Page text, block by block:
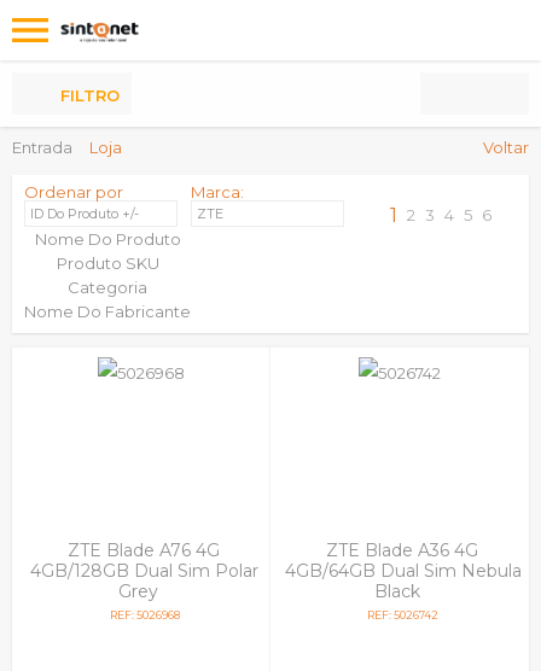
Entrada Loja Voltar
FILTRO
Ordenar por
ID Do Produto +/-
Nome Do Produto
Produto SKU
Categoria
Nome Do Fabricante
Marca:
ZTE 1 2 3 4 5 6
ZTE Blade A76 4G
4GB/128GB Dual Sim Polar
Grey
REF: 5026968
ZTE Blade A36 4G
4GB/64GB Dual Sim Nebula
Black
REF: 5026742